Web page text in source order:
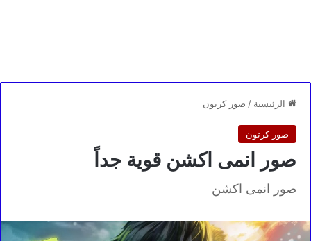
الرئيسية / صور كرتون
صور كرتون
صور انمى اكشن قوية جداً
صور انمى اكشن